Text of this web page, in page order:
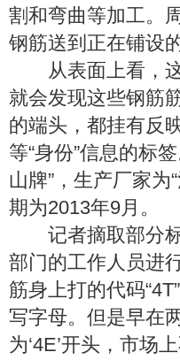
割和弯曲等加工。
钢筋送到正在铺设
从表面上看，这
就会发现这些钢筋
的端头，都挂有反
等“身份”信息的标
山牌”，生产厂家为
期为2013年9月。
记者摘取部分标
部门的工作人员进
筋身上打的代码
写字母。但是早在
为‘4E’开头，市场